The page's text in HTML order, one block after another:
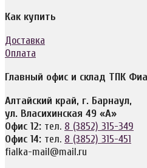
Как купить
Доставка
Оплата
Главный офис и склад ТПК
Алтайский край, г. Барнаул,
ул. Власихинская 49 «А»
Офис 12: тел. 8 (3852) 315-349
Офис 14: тел. 8 (3852) 315-451
fialka-mail@mail.ru